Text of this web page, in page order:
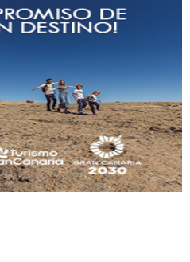
hace menos de un mes, es muy